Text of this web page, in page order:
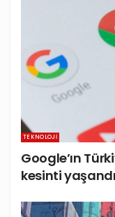
TEKNOLOJI
Google’ın
kesinti yaşandı